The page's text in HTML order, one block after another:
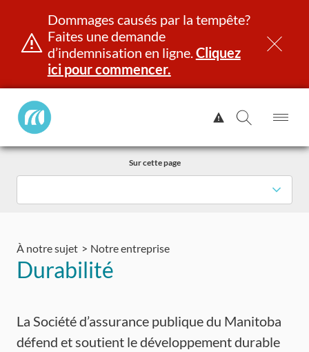
Aller
Dommages causés par la tempête?
Faites une demande
d’indemnisation en ligne.Cliquez
ici pour commencer.
Manitoba
Public
Afficher
l'alerte.
la
le
Indemnisation
À notre sujet Notre entreprise
Durabilité
Sur cette page
La Société d’assurance publique du Manitoba
défend et soutient le développement durable